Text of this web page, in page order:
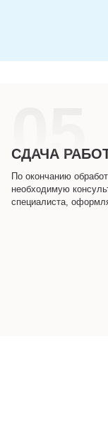
05
СДАЧА
По окончанию
необходимую
специалиста,